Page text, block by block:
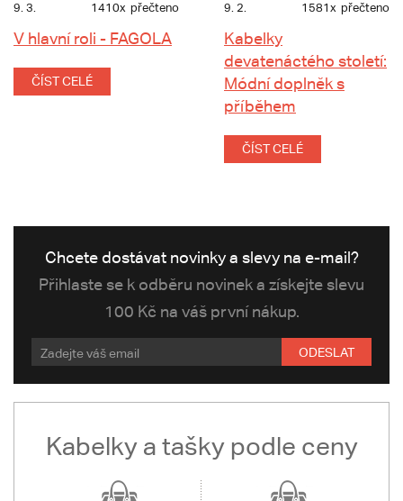
9. 3. 1410x přečteno
V hlavní roli - FAGOLA
ČÍST CELÉ
9. 2. 1581x přečteno
Kabelky
devatenáctého století:
Módní doplněk s
příběhem
ČÍST CELÉ
Chcete dostávat novinky a slevy na e-mail?
Přihlaste se k odběru novinek a získejte slevu
100 Kč na váš první nákup.
ODESLAT
Kabelky a tašky podle ceny